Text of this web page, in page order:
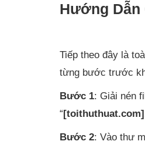
Hướng Dẫn
Tiếp theo đây là
từng bước trước
Bước 1: Giải nén
“
Bước 2: Vào thư